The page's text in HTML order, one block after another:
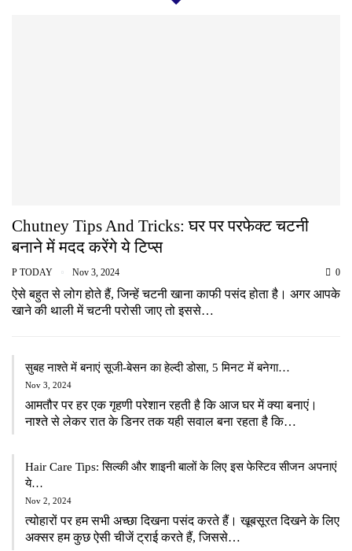
Chutney Tips And Tricks: घर पर परफेक्ट चटनी
बनाने में मदद करेंगे ये टिप्स
P TODAY Nov 3, 2024 0
ऐसे बहुत से लोग होते हैं, जिन्हें चटनी खाना काफी पसंद होता है। अगर आपके
खाने की थाली में चटनी परोसी जाए तो इससे…
सुबह नाश्ते में बनाएं सूजी-बेसन का हेल्दी डोसा, 5 मिनट में बनेगा…
Nov 3, 2024
आमतौर पर हर एक गृहणी परेशान रहती है कि आज घर में क्या बनाएं।
नाश्ते से लेकर रात के डिनर तक यही सवाल बना रहता है कि…
Hair Care Tips: सिल्की और शाइनी बालों के लिए इस फेस्टिव सीजन अपनाएं
ये…
Nov 2, 2024
त्योहारों पर हम सभी अच्छा दिखना पसंद करते हैं। खूबसूरत दिखने के लिए
अक्सर हम कुछ ऐसी चीजें ट्राई करते हैं, जिससे…